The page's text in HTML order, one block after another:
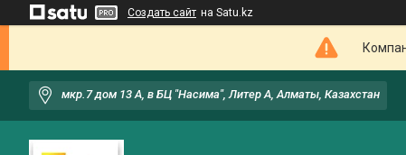
Создать сайт на Satu.kz
мкр.7 дом 13 А, в БЦ "Насима", Литер А, Алматы, Казахстан